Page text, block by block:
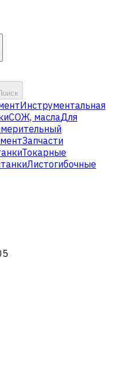
Инструментальная
СОЖ, маслаДля
Запчасти
Токарные
Листогибочные